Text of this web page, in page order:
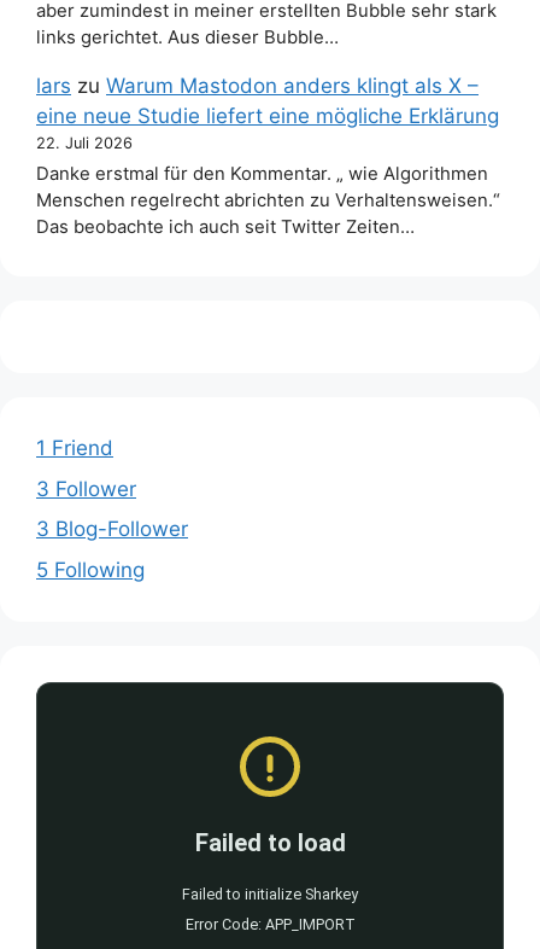
aber zumindest in meiner erstellten Bubble sehr stark
links gerichtet. Aus dieser Bubble…
lars zu Warum Mastodon anders klingt als X –
eine neue Studie liefert eine mögliche Erklärung
22. Juli 2026
Danke erstmal für den Kommentar. „ wie Algorithmen
Menschen regelrecht abrichten zu Verhaltensweisen.“
Das beobachte ich auch seit Twitter Zeiten…
1 Friend
3 Follower
3 Blog-Follower
5 Following